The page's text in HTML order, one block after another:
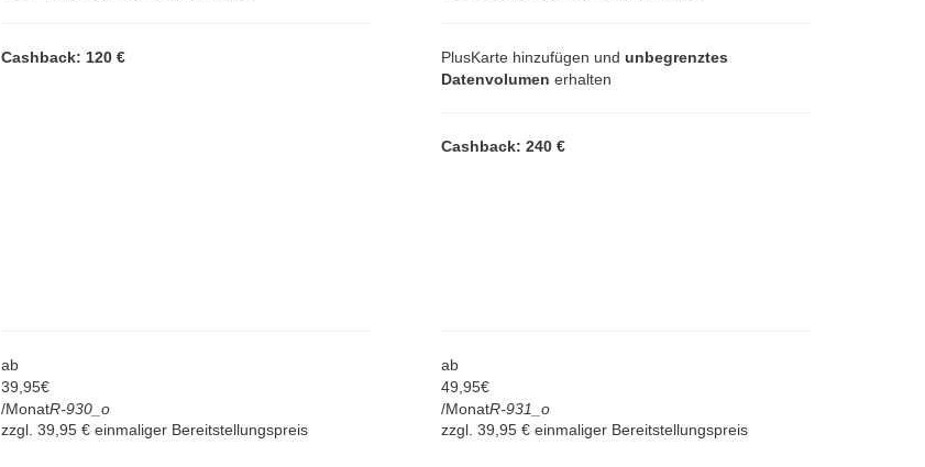
Cashback: 120 €
ab
39, 95€
/MonatR-930_o
zzgl. 39,95 € einmaliger Bereitstellungspreis
PlusKarte hinzufügen und unbegrenztes
Datenvolumen erhalten
Cashback: 240 €
ab
49, 95€
/MonatR-931_o
zzgl. 39,95 € einmaliger Bereitstellungspreis